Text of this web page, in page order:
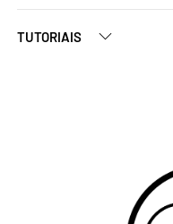
TUTORIAIS